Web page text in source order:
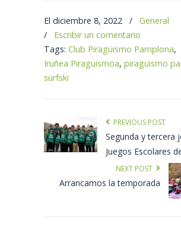
El diciembre 8, 2022 /
General
/ Escribir un comentario
Tags: Club Piragüismo Pamplona,
Iruñea Piraguismoa, piragüismo
surfski
PREVIOUS POST
Segunda y tercera
Juegos Escolares
NEXT POST
Arrancamos la temporada